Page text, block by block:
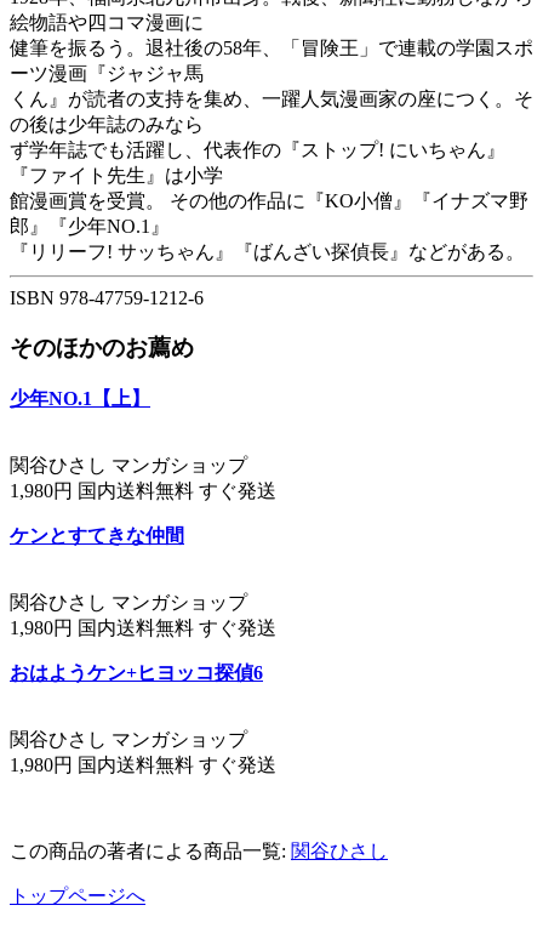
絵物語や四コマ漫画に
健筆を振るう。退社後の58年、「冒険王」で連載の学園スポ
ーツ漫画『ジャジャ馬
くん』が読者の支持を集め、一躍人気漫画家の座につく。そ
の後は少年誌のみなら
ず学年誌でも活躍し、代表作の『ストップ! にいちゃん』
『ファイト先生』は小学
館漫画賞を受賞。 その他の作品に『KO小僧』『イナズマ野
郎』『少年NO.1』
『リリーフ! サッちゃん』『ばんざい探偵長』などがある。
ISBN 978-47759-1212-6
そのほかのお薦め
少年NO.1【上】
関谷ひさし マンガショップ
1,980円 国内送料無料 すぐ発送
ケンとすてきな仲間
関谷ひさし マンガショップ
1,980円 国内送料無料 すぐ発送
おはようケン+ヒヨッコ探偵6
関谷ひさし マンガショップ
1,980円 国内送料無料 すぐ発送
この商品の著者による商品一覧: 関谷ひさし
トップページへ